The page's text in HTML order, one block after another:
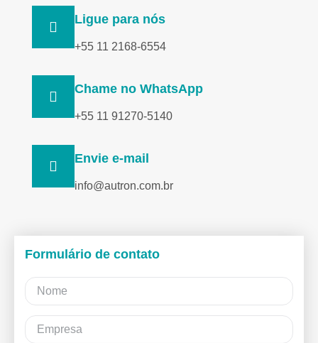
Ligue para nós
+55 11 2168-6554
Chame no WhatsApp
+55 11 91270-5140
Envie e-mail
info@autron.com.br
Formulário de contato